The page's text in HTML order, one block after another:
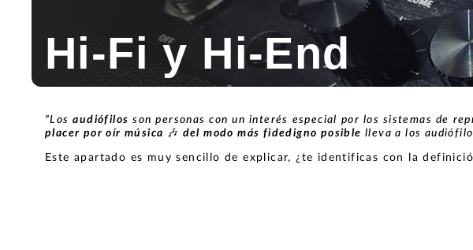
Hi-Fi y Hi-End
"Losaudiófilos son personas con un interés especial por los sistemas de
placer por oír música 🎶 del modo más fidedigno posible lleva a los
Este apartado es muy sencillo de explicar, ¿te identificas con la